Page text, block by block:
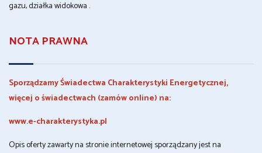
gazu, działka widokowa .
NOTA PRAWNA
Sporządzamy Świadectwa Charakterystyki Energetycznej,
więcej o świadectwach (zamów online) na:
www.e-charakterystyka.pl
Opis oferty zawarty na stronie internetowej sporządzany jest na